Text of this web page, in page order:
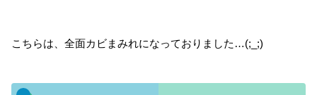
こちらは、全面カビまみれになっておりました…(;_;)